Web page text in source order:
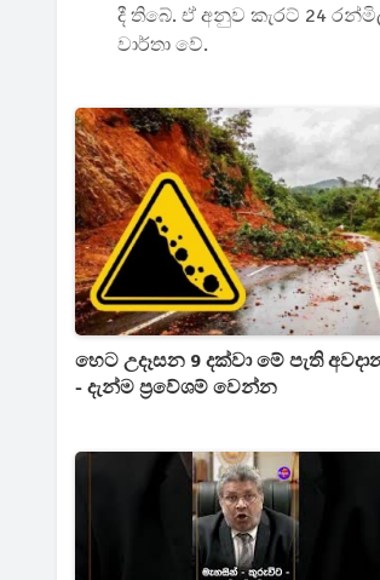
දී තිබේ. ඒ අනුව කැරට් 24
වාර්තා වේ.
හෙට උදෑසන 9 දක්වා මේ පැති
- දැන්ම ප්‍රවේශම් වෙන්න